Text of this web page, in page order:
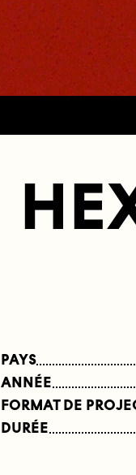
PAYS
ANNÉE
FORMAT DE
DURÉE